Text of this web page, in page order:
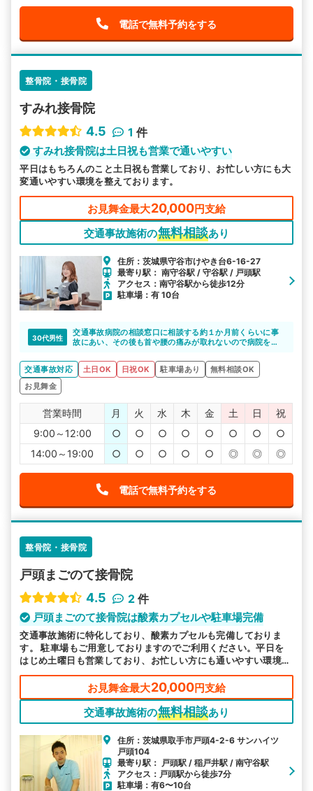
電話で無料予約をする
整骨院・接骨院
すみれ接骨院
4.5
1 件
すみれ接骨院は土日祝も営業で通いやすい
平日はもちろんのこと土日祝も営業しており、お忙しい方にも大
変通いやすい環境を整えております。
お見舞金最大20,000円支給
交通事故施術の無料相談あり
住所：茨城県守谷市けやき台6-16-27
最寄り駅： 南守谷駅 / 守谷駅 / 戸頭駅
アクセス：南守谷駅から徒歩12分
駐車場：有 10台
30代男性
交通事故病院の相談窓口に相談する約１か月前くらいに事
故にあい、その後も首や腰の痛みが取れないので病院を探
仕事もあるのでなかなか病院になかなか通えなかったので
すが、すみれ接骨院では夜７時までやっているので、仕事
終わりにも行くことができて良かったです。
交通事故対応 土日OK 日祝OK 駐車場あり
無料相談OK
お見舞金
営業時間 月 火 水 木 金 土 日
祝
9:00～12:00
○ ○ ○ ○ ○ ○ ○
○
14:00～19:00
○ ○ ○ ○ ○ ◎ ◎ ◎
電話で無料予約をする
整骨院・接骨院
戸頭まごのて接骨院
4.5
2 件
戸頭まごのて接骨院は酸素カプセルや駐車場完備
交通事故施術に特化しており、酸素カプセルも完備しておりま
す。 駐車場もご用意しておりますのでご利用ください。平日を
はじめ土曜日も営業しており、お忙しい方にも通いやすい環境を
整えて、皆様のお越しをお待ちしております。
お見舞金最大20,000円支給
交通事故施術の無料相談あり
住所：茨城県取手市戸頭4-2-6 サンハイツ
戸頭104
最寄り駅： 戸頭駅 / 稲戸井駅 / 南守谷駅
アクセス：戸頭駅から徒歩7分
駐車場：有6〜10台